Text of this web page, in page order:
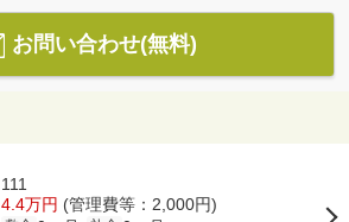
お問い合わせ(無料)
111
4.4万円 (管理費等：2,000円)